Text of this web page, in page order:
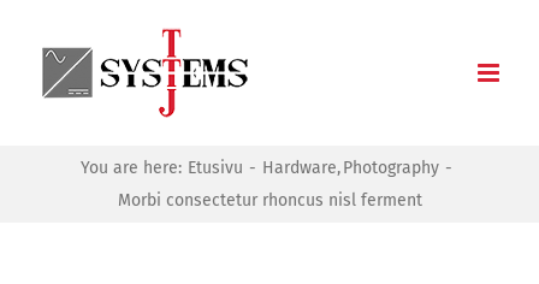
content
You are here: Etusivu Hardware Photography
Morbi consectetur rhoncus nisl ferment